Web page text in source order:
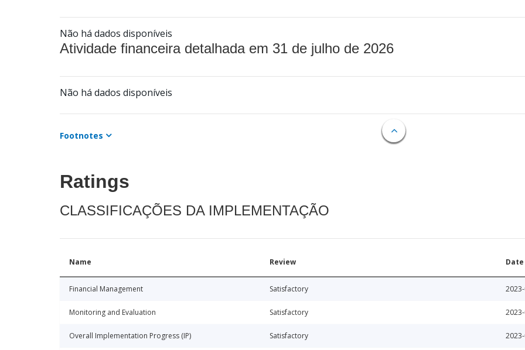
Não há dados disponíveis
Atividade financeira detalhada em 31 de julho de 2026
Não há dados disponíveis
Footnotes
Ratings
CLASSIFICAÇÕES DA IMPLEMENTAÇÃO
Name Review Date
Financial Management Satisfactory
Monitoring and Evaluation Satisfactory
Overall Implementation Progress (IP) Satisfactory